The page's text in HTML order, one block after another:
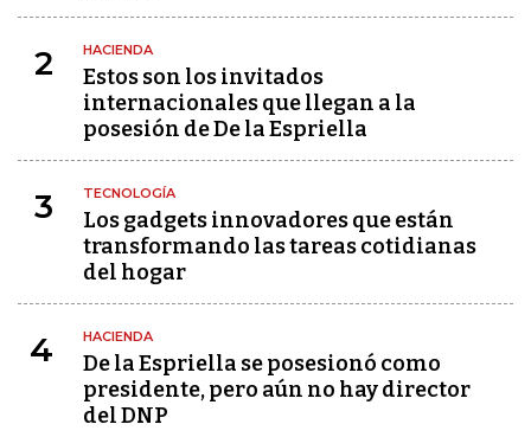
2 HACIENDA
Estos son los invitados
internacionales que llegan a la
posesión de De la Espriella
3 TECNOLOGÍA
Los gadgets innovadores que están
transformando las tareas cotidianas
del hogar
4 HACIENDA
De la Espriella se posesionó como
presidente, pero aún no hay director
del DNP